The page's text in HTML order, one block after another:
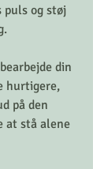
puls og støj
din
hurtigere,
på den
at stå alene